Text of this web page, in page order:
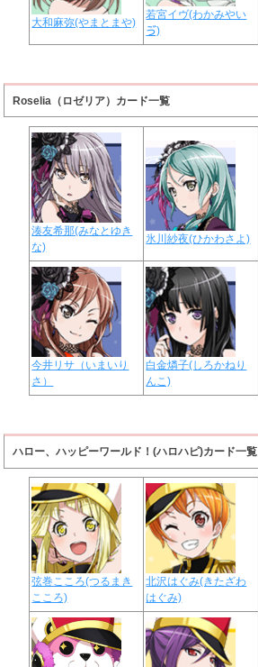
大和麻弥(やまとまや)
若宮イヴ(わかみやい
ゔ)
Roselia（ロゼリア）カード一覧
湊友希那(みなとゆき
な)
氷川紗夜(ひかわさよ)
今井リサ（いまいり
さ）
白金燐子(しろかねり
んこ)
ハロー、ハッピーワールド！(ハロハピ)カード一覧
弦巻こころ(つるまき
こころ)
北沢はぐみ(きたざわ
はぐみ)